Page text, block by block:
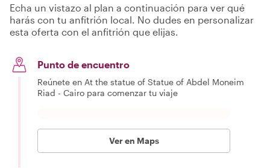
Echa un vistazo al plan a continuación para ver qué
harás con tu anfitrión local. No dudes en personalizar
esta oferta con el anfitrión que elijas.
Punto de encuentro
Reúnete en At the statue of Statue of Abdel Moneim
Riad - Cairo para comenzar tu viaje
Ver en Maps